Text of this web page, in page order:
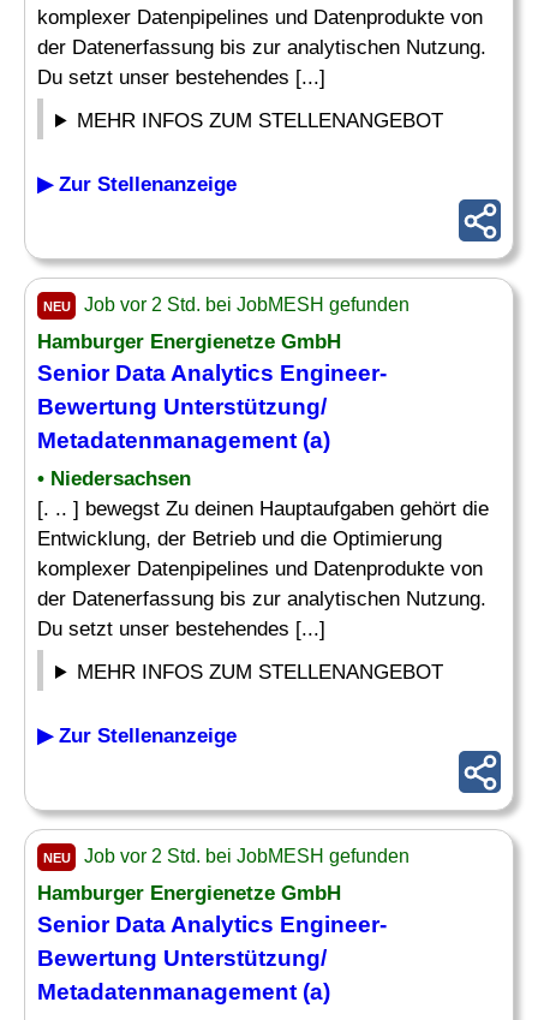
komplexer Datenpipelines und Datenprodukte von
der Datenerfassung bis zur analytischen Nutzung.
Du setzt unser bestehendes [...]
MEHR INFOS ZUM STELLENANGEBOT
▶ Zur Stellenanzeige
NEU Job vor 2 Std. bei JobMESH gefunden
Hamburger Energienetze GmbH
Senior Data Analytics Engineer-
Bewertung Unterstützung/
Metadatenmanagement (a)
• Niedersachsen
[. .. ] bewegst Zu deinen Hauptaufgaben gehört die
Entwicklung, der Betrieb und die Optimierung
komplexer Datenpipelines und Datenprodukte von
der Datenerfassung bis zur analytischen Nutzung.
Du setzt unser bestehendes [...]
MEHR INFOS ZUM STELLENANGEBOT
▶ Zur Stellenanzeige
NEU Job vor 2 Std. bei JobMESH gefunden
Hamburger Energienetze GmbH
Senior Data Analytics Engineer-
Bewertung Unterstützung/
Metadatenmanagement (a)